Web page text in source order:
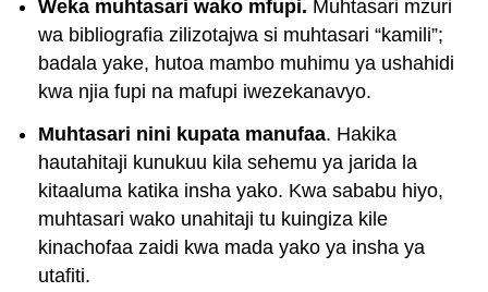
Weka muhtasari wako mfupi. Muhtasari mzuri
wa bibliografia zilizotajwa si muhtasari “kamili”;
badala yake, hutoa mambo muhimu ya ushahidi
kwa njia fupi na mafupi iwezekanavyo.
Muhtasari nini kupata manufaa. Hakika
hautahitaji kunukuu kila sehemu ya jarida la
kitaaluma katika insha yako. Kwa sababu hiyo,
muhtasari wako unahitaji tu kuingiza kile
kinachofaa zaidi kwa mada yako ya insha ya
utafiti.